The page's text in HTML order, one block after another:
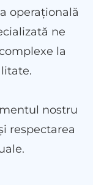
operațională
ne
la
nostru
respectarea